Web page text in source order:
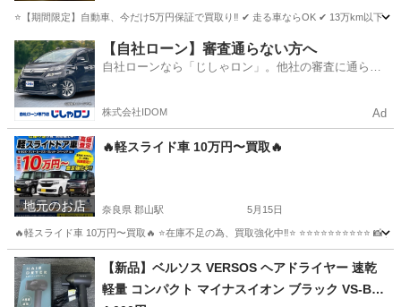
⭐【期間限定】自動車、今だけ5万円保証で買取り‼️ ✔ 走る車ならOK ✔ 13万km以
兵庫 尼崎市 園田駅 その他 買取
【自社ローン】審査通らない方へ
自社ローンなら「じしゃロン」。他社の審査に通らな
株式会社IDOM Ad
地元のお店
🔥軽スライド車 10万円〜買取🔥
奈良県 郡山駅 5月15日
🔥軽スライド車 10万円〜買取🔥 ⭐️在庫不足の為、買取強化中‼️⭐️ ⭐️⭐️⭐️⭐️⭐️⭐️⭐️⭐️⭐️⭐️
奈良 大和郡山市 郡山駅
【新品】ベルソス VERSOS ヘアドライヤー 速乾
軽量 コンパクト マイナスイオン ブラック VS-BT1